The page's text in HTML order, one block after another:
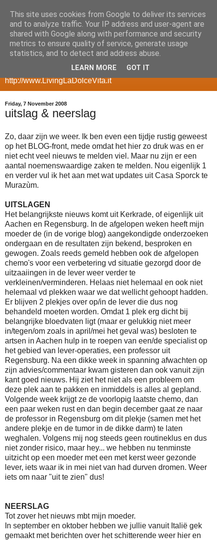
my geeky side
a blog with room for my more geeky side, posts about
gadgets, smartphones, multimedia servers, websites,
ecommerce, etc for my other side take a look at
http://www.LivingLaDolceVita.it
Friday, 7 November 2008
uitslag & neerslag
Zo, daar zijn we weer. Ik ben even een tijdje rustig geweest
op het BLOG-front, mede omdat het hier zo druk was en er
niet echt veel nieuws te melden viel. Maar nu zijn er een
aantal noemenswaardige zaken te melden. Nou eigenlijk 1
en verder vul ik het aan met wat updates uit Casa Sporck te
Murazùm.
UITSLAGEN
Het belangrijkste nieuws komt uit Kerkrade, of eigenlijk uit
Aachen en Regensburg. In de afgelopen weken heeft mijn
moeder de (in de vorige blog) aangekondigde onderzoeken
ondergaan en de resultaten zijn bekend, besproken en
gewogen. Zoals reeds gemeld hebben ook de afgelopen
chemo's voor een verbetering vd situatie gezorgd door de
uitzaaiingen in de lever weer verder te
verkleinen/verminderen. Helaas niet helemaal en ook niet
helemaal vd plekken waar we dat wellicht gehoopt hadden.
Er blijven 2 plekjes over op/in de lever die dus nog
behandeld moeten worden. Omdat 1 plek erg dicht bij
belangrijke bloedvaten ligt (maar er gelukkig niet meer
in/tegen/om zoals in april/mei het geval was) besloten te
artsen in Aachen hulp in te roepen van een/de specialist op
het gebied van lever-operaties, een professor uit
Regensburg. Na een dikke week in spanning afwachten op
zijn advies/commentaar kwam gisteren dan ook vanuit zijn
kant goed nieuws. Hij ziet het niet als een probleem om
deze plek aan te pakken en inmiddels is alles al gepland.
Volgende week krijgt ze de voorlopig laatste chemo, dan
een paar weken rust en dan begin december gaat ze naar
de professor in Regensburg om dit plekje (samen met het
andere plekje en de tumor in de dikke darm) te laten
weghalen. Volgens mij nog steeds geen routineklus en dus
niet zonder risico, maar hey... we hebben nu tenminste
uitzicht op een moeder met een met kerst weer gezonde
lever, iets waar ik in mei niet van had durven dromen. Weer
iets om naar "uit te zien" dus!
NEERSLAG
Tot zover het nieuws mbt mijn moeder.
In september en oktober hebben we jullie vanuit Italië gek
gemaakt met berichten over het schitterende weer hier en
This site uses cookies from Google to deliver its services
and to analyze traffic. Your IP address and user-agent are
shared with Google along with performance and security
metrics to ensure quality of service, generate usage
statistics, and to detect and address abuse.
LEARN MORE GOT IT